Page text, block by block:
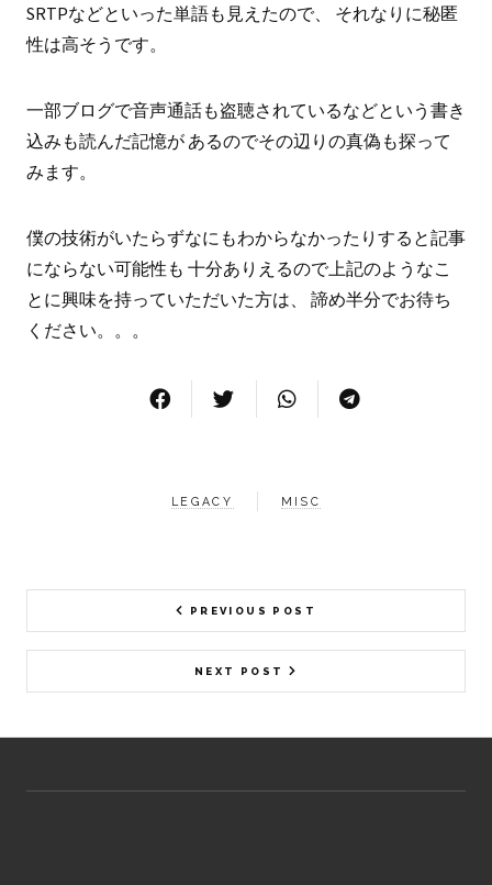
SRTPなどといった単語も見えたので、 それなりに秘匿
性は高そうです。
一部ブログで音声通話も盗聴されているなどという書き
込みも読んだ記憶が あるのでその辺りの真偽も探って
みます。
僕の技術がいたらずなにもわからなかったりすると記事
にならない可能性も 十分ありえるので上記のようなこ
とに興味を持っていただいた方は、 諦め半分でお待ち
ください。。。
PREVIOUS POST
NEXT POST
LEGACY MISC